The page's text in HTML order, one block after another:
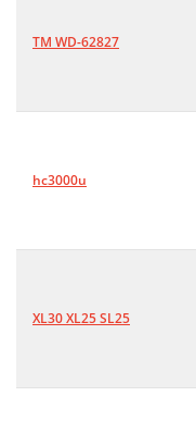
TM WD-62827
hc3000u
XL30 XL25 SL25